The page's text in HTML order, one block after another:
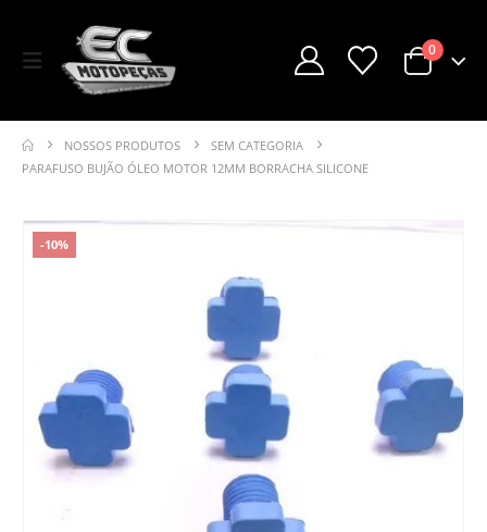
0
NOSSOS PRODUTOS
SEM CATEGORIA
PARAFUSO BUJÃO ÓLEO MOTOR 12MM BORRACHA SILICONE
-10%